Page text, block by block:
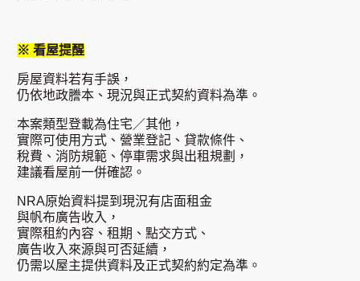
※ 看屋提醒
房屋資料若有手誤，
仍依地政謄本、現況與正式契約資料為準。
本案類型登載為住宅／其他，
實際可使用方式、營業登記、貸款條件、
稅費、消防規範、停車需求與出租規劃，
建議看屋前一併確認。
NRA原始資料提到現況有店面租金
與帆布廣告收入，
實際租約內容、租期、點交方式、
廣告收入來源與可否延續，
仍需以屋主提供資料及正式契約約定為準。